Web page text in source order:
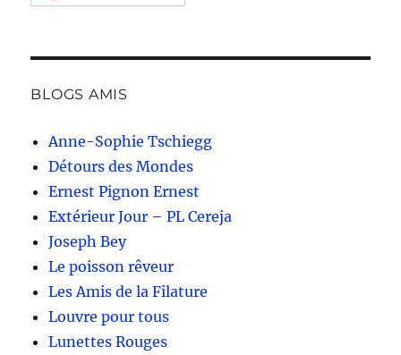
BLOGS AMIS
Anne-Sophie Tschiegg
Détours des Mondes
Ernest Pignon Ernest
Extérieur Jour – PL Cereja
Joseph Bey
Le poisson rêveur
Les Amis de la Filature
Louvre pour tous
Lunettes Rouges